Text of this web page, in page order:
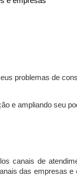
problemas de
e ampliando seu
canais de
das empresas